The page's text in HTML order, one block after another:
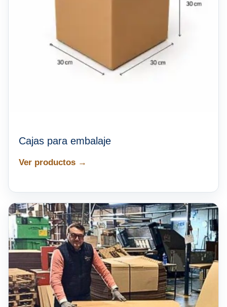
Cajas para embalaje
Ver productos →